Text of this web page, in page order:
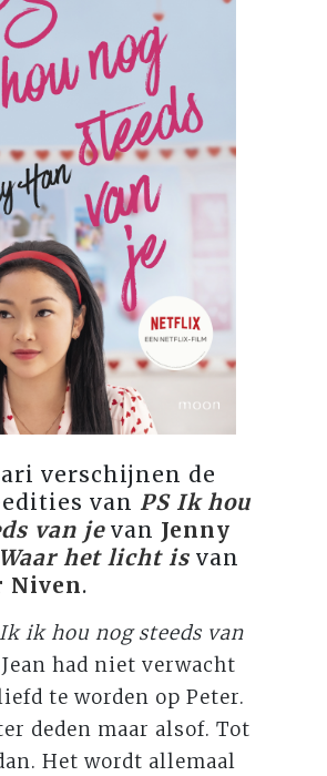
verschijnen de
van PS Ik hou
van jevan Jenny
Waar het licht is van
Niven.
ik hou nog steeds van
had niet verwacht
te worden op Peter.
deden maar alsof. Tot
Het wordt allemaal